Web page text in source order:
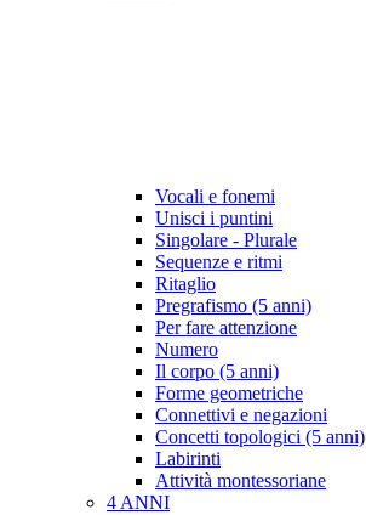
Vocali e fonemi
Unisci i puntini
Singolare - Plurale
Sequenze e ritmi
Ritaglio
Pregrafismo (5 anni)
Per fare attenzione
Numero
Il corpo (5 anni)
Forme geometriche
Connettivi e negazioni
Concetti topologici (5 anni)
Labirinti
Attività montessoriane
4 ANNI